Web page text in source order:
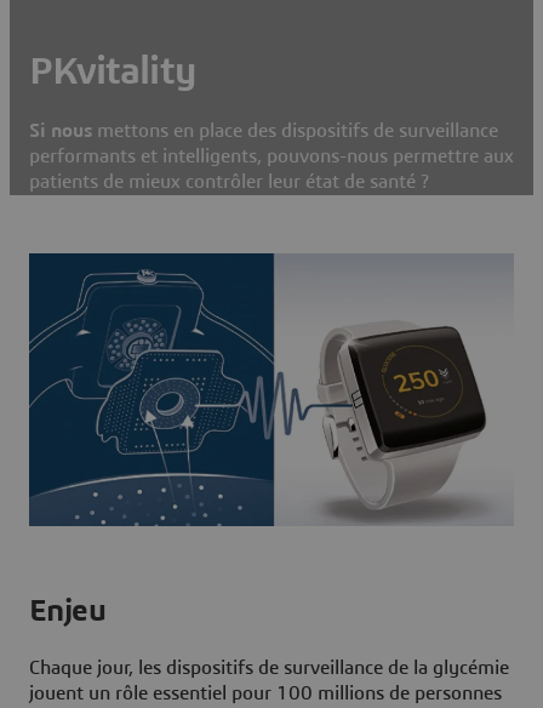
PKvitality
Si nous mettons en place des dispositifs de surveillance
performants et intelligents, pouvons-nous permettre aux
patients de mieux contrôler leur état de santé ?
Enjeu
Chaque jour, les dispositifs de surveillance de la glycémie
jouent un rôle essentiel pour 100 millions de personnes